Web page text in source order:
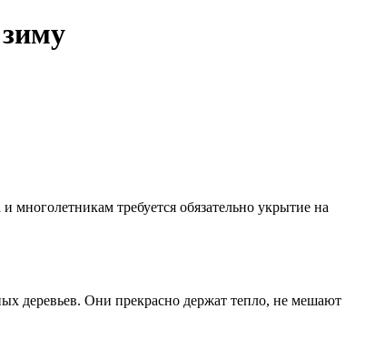
требуется обязательно укрытие на
деревьев. Они прекрасно держат тепло, не мешают